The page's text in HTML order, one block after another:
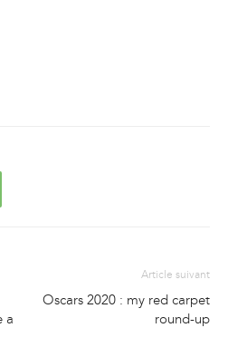
a
Article suivant
Oscars 2020 : my red carpet
round-up